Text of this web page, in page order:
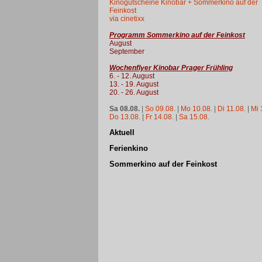
Kinogutscheine Kinobar + Sommerkino auf der
Feinkost
via cinetixx
Programm Sommerkino auf der Feinkost
August
September
Wochenflyer Kinobar Prager Frühling
6. - 12. August
13. - 19. August
20. - 26. August
Sa 08.08.| So 09.08. | Mo 10.08. | Di 11.08. | Mi
Do 13.08. | Fr 14.08. | Sa 15.08.
Aktuell
Ferienkino
Sommerkino auf der Feinkost